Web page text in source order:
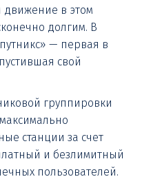
в этом
долгим. В
— первая в
свой
группировки
станции за счет
и безлимитный
пользователей.